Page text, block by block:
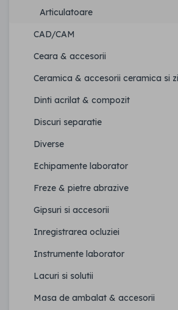
Articulatoare
CAD/CAM
Ceara & accesorii
Ceramica & accesorii ceramica si
Dinti acrilat & compozit
Discuri separatie
Diverse
Echipamente laborator
Freze & pietre abrazive
Gipsuri si accesorii
Inregistrarea ocluziei
Instrumente laborator
Lacuri si solutii
Masa de ambalat & accesorii